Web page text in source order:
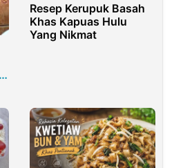
Resep Kerupuk Basah
Khas Kapuas Hulu
Yang Nikmat